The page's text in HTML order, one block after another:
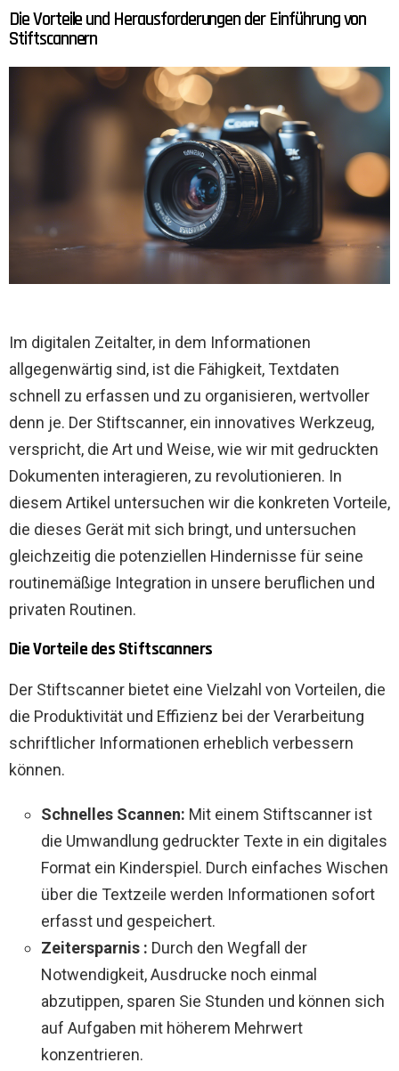
Die Vorteile und Herausforderungen der Einführung von
Stiftscannern
Im digitalen Zeitalter, in dem Informationen
allgegenwärtig sind, ist die Fähigkeit, Textdaten
schnell zu erfassen und zu organisieren, wertvoller
denn je. Der Stiftscanner, ein innovatives Werkzeug,
verspricht, die Art und Weise, wie wir mit gedruckten
Dokumenten interagieren, zu revolutionieren. In
diesem Artikel untersuchen wir die konkreten Vorteile,
die dieses Gerät mit sich bringt, und untersuchen
gleichzeitig die potenziellen Hindernisse für seine
routinemäßige Integration in unsere beruflichen und
privaten Routinen.
Die Vorteile des Stiftscanners
Der Stiftscanner bietet eine Vielzahl von Vorteilen, die
die Produktivität und Effizienz bei der Verarbeitung
schriftlicher Informationen erheblich verbessern
können.
Schnelles Scannen: Mit einem Stiftscanner ist
die Umwandlung gedruckter Texte in ein digitales
Format ein Kinderspiel. Durch einfaches Wischen
über die Textzeile werden Informationen sofort
erfasst und gespeichert.
Zeitersparnis : Durch den Wegfall der
Notwendigkeit, Ausdrucke noch einmal
abzutippen, sparen Sie Stunden und können sich
auf Aufgaben mit höherem Mehrwert
konzentrieren.